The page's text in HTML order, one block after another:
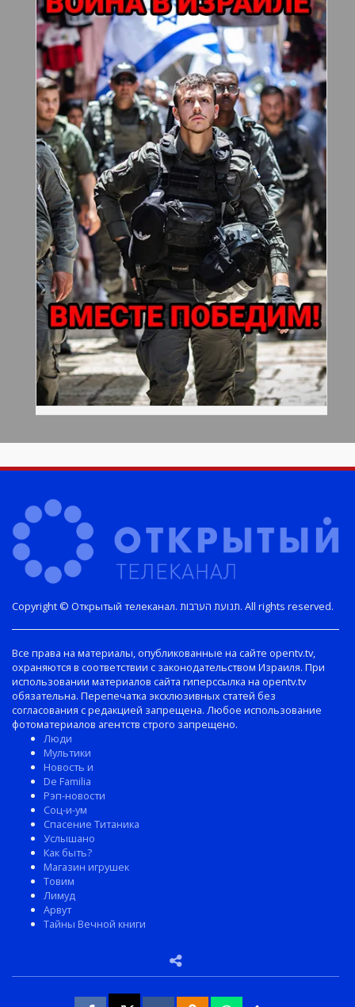
Copyright © Открытый телеканал. תנועת הערבות. All rights reserved.
Все права на материалы, опубликованные на сайте opentv.tv,
охраняются в соответствии с законодательством Израиля. При
использовании материалов сайта гиперссылка на opentv.tv
обязательна. Перепечатка эксклюзивных статей без
согласования с редакцией запрещена. Любое использование
фотоматериалов агентств строго запрещено.
Люди
Мультики
Новость и
De Familia
Рэп-новости
Соц-и-ум
Спасение Титаника
Услышано
Как быть?
Магазин игрушек
Товим
Лимуд
Арвут
Тайны Вечной книги